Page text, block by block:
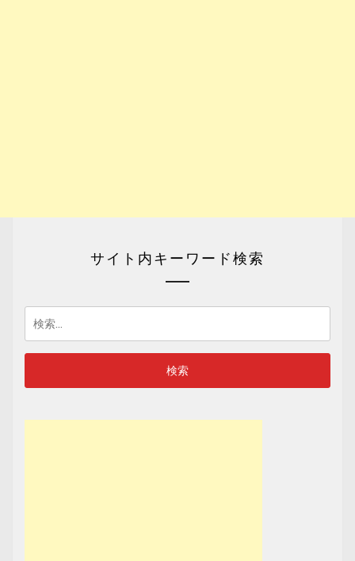
サイト内キーワード検索
検
索: